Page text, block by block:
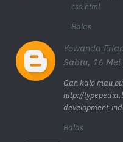
css.html
Balas
Yowanda
Sabtu, 16
Gan kalo mau
http://
development-
Balas